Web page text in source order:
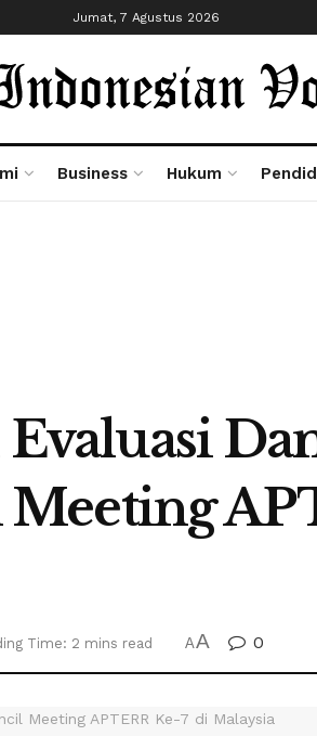
Jumat, 7 Agustus 2026
Business Hukum
Time: 2 mins read AA 0